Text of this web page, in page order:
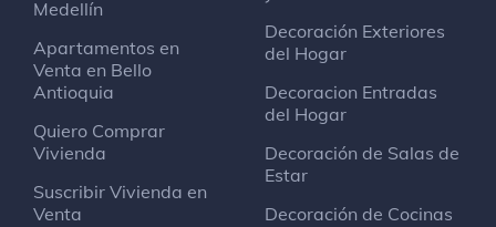
Medellín
Apartamentos en
Venta en Bello
Antioquia
Quiero Comprar
Vivienda
Suscribir Vivienda en
Venta
Decoración Exteriores
del Hogar
Decoracion Entradas
del Hogar
Decoración de Salas de
Estar
Decoración de Cocinas